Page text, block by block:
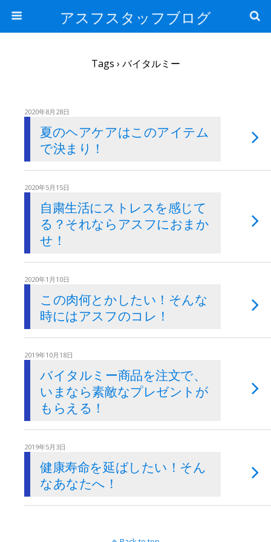
アスフスタッフブログ
Tags › バイタルミー
2020年8月28日
夏のヘアケアはこのアイテム
で決まり！
2020年5月15日
自粛生活にストレスを感じて
る？それならアスフにおまか
せ！
2020年1月10日
この肉何とかしたい！そんな
時にはアスフのコレ！
2019年10月18日
バイタルミー商品を注文で、
いまなら素敵なプレゼントが
もらえる！
2019年5月3日
健康寿命を延ばしたい！そん
なあなたへ！